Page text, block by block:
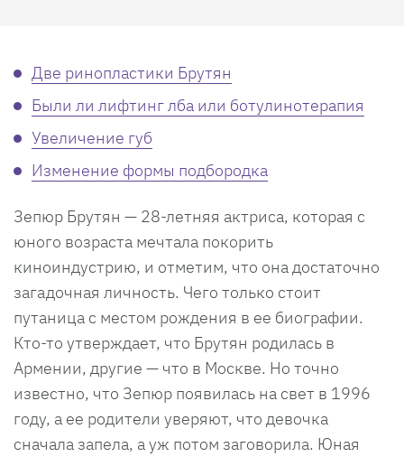
Две ринопластики Брутян
Были ли лифтинг лба или ботулинотерапия
Увеличение губ
Изменение формы подбородка
Зепюр Брутян — 28-летняя актриса, которая с
юного возраста мечтала покорить
киноиндустрию, и отметим, что она достаточно
загадочная личность. Чего только стоит
путаница с местом рождения в ее биографии.
Кто-то утверждает, что Брутян родилась в
Армении, другие — что в Москве. Но точно
известно, что Зепюр появилась на свет в 1996
году, а ее родители уверяют, что девочка
сначала запела, а уж потом заговорила. Юная